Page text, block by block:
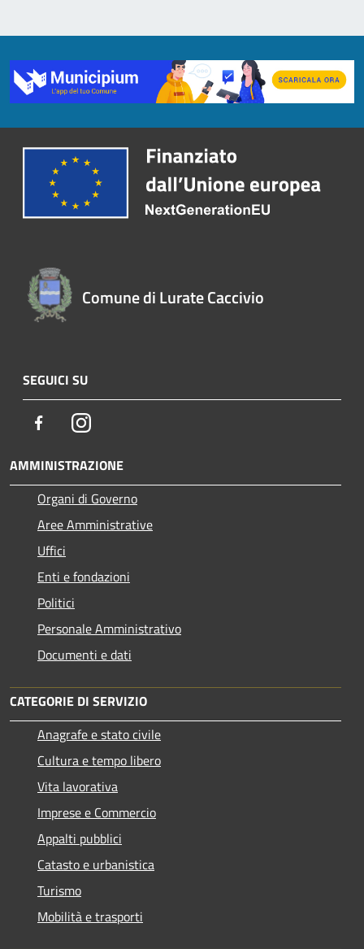
Comune di Lurate Caccivio
SEGUICI SU
FacebookInstagram
AMMINISTRAZIONE
Organi di Governo
Aree Amministrative
Uffici
Enti e fondazioni
Politici
Personale Amministrativo
Documenti e dati
CATEGORIE DI SERVIZIO
Anagrafe e stato civile
Cultura e tempo libero
Vita lavorativa
Imprese e Commercio
Appalti pubblici
Catasto e urbanistica
Turismo
Mobilità e trasporti